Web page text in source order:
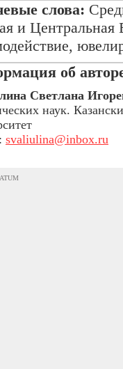
слова:
и Центральная
об
Светлана
наук.
svaliulina@inbox.ru